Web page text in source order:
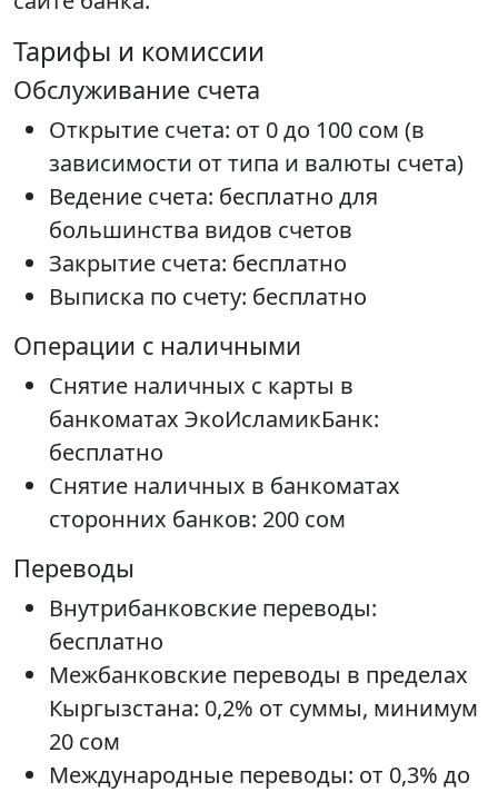
Тарифы и комиссии
Обслуживание счета
Открытие счета: от 0 до 100 сом (в
зависимости от типа и валюты счета)
Ведение счета: бесплатно для
большинства видов счетов
Закрытие счета: бесплатно
Выписка по счету: бесплатно
Операции с наличными
Снятие наличных с карты в
банкоматах ЭкоИсламикБанк:
бесплатно
Снятие наличных в банкоматах
сторонних банков: 200 сом
Переводы
Внутрибанковские переводы:
бесплатно
Межбанковские переводы в пределах
Кыргызстана: 0,2% от суммы, минимум
20 сом
Международные переводы: от 0,3% до